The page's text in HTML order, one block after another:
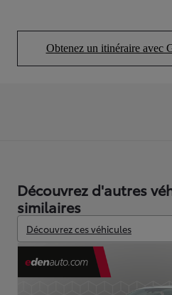
Obtenez un itinéraire avec
Découvrez d'autres
similaires
Découvrez ces véhicules